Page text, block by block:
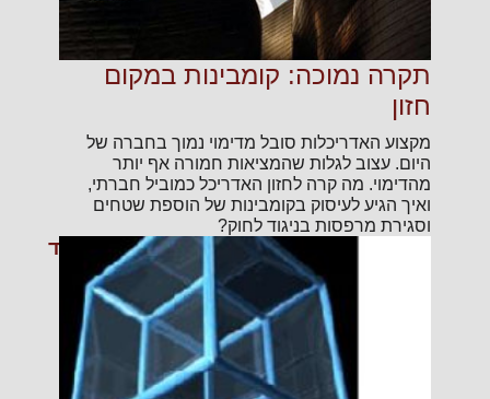
תקרה נמוכה: קומבינות במקום
חזון
מקצוע האדריכלות סובל מדימוי נמוך בחברה של
היום. עצוב לגלות שהמציאות חמורה אף יותר
מהדימוי. מה קרה לחזון האדריכל כמוביל חברתי,
ואיך הגיע לעיסוק בקומבינות של הוספת שטחים
וסגירת מרפסות בניגוד לחוק?
קרא עוד